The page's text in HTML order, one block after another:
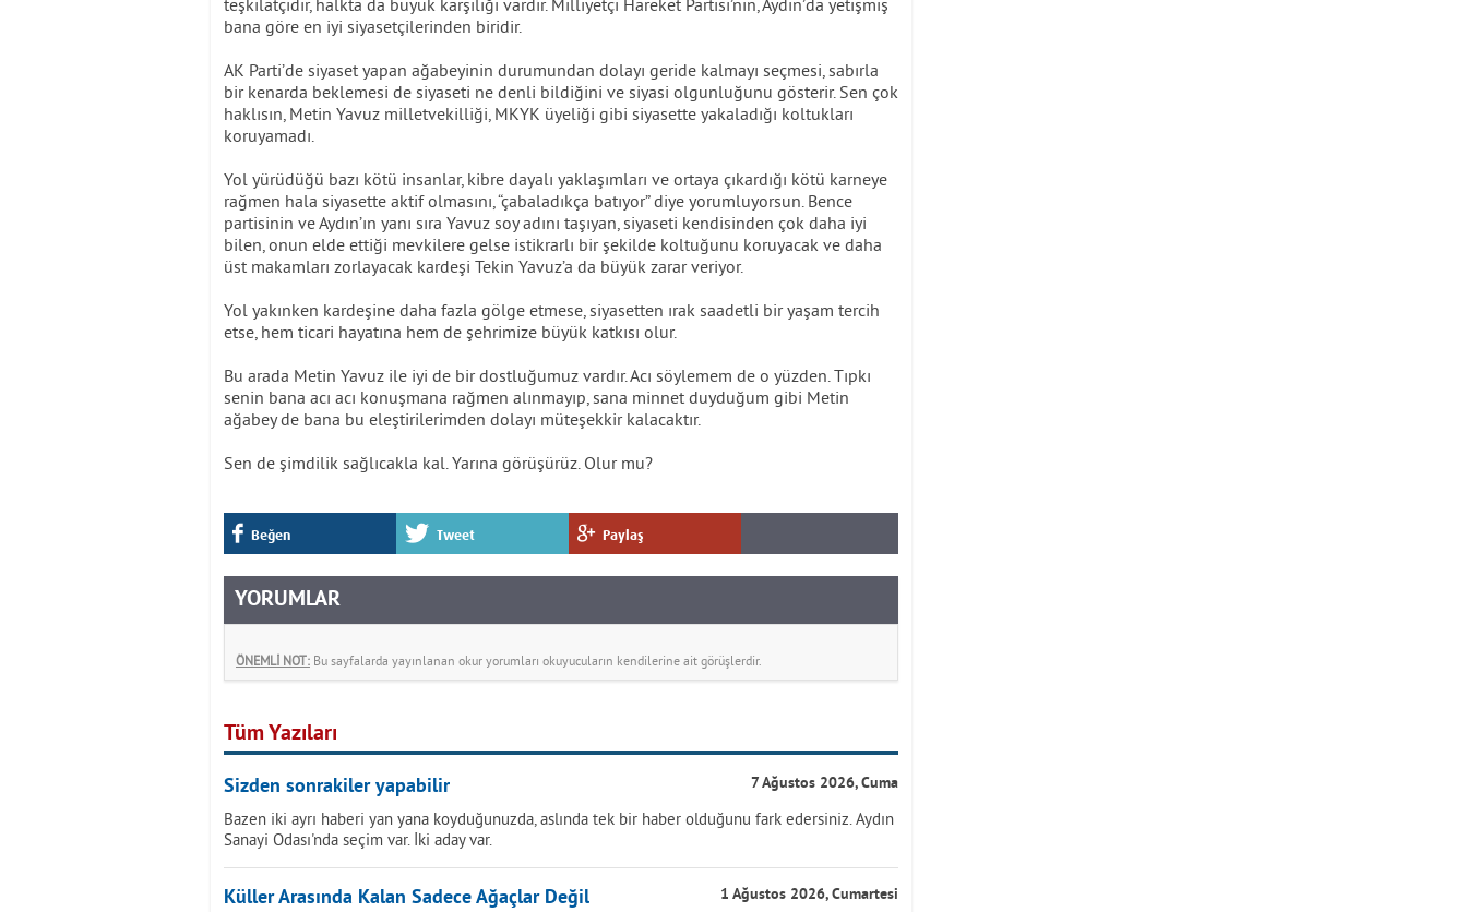
teşkilatçıdır, halkta da büyük karşılığı vardır. Milliyetçi Hareket Partisi’nin, Aydın’da yetişmiş
bana göre en iyi siyasetçilerinden biridir.
AK Parti’de siyaset yapan ağabeyinin durumundan dolayı geride kalmayı seçmesi, sabırla
bir kenarda beklemesi de siyaseti ne denli bildiğini ve siyasi olgunluğunu gösterir. Sen çok
haklısın, Metin Yavuz milletvekilliği, MKYK üyeliği gibi siyasette yakaladığı koltukları
koruyamadı.
Yol yürüdüğü bazı kötü insanlar, kibre dayalı yaklaşımları ve ortaya çıkardığı kötü karneye
rağmen hala siyasette aktif olmasını, “çabaladıkça batıyor” diye yorumluyorsun. Bence
partisinin ve Aydın’ın yanı sıra Yavuz soy adını taşıyan, siyaseti kendisinden çok daha iyi
bilen, onun elde ettiği mevkilere gelse istikrarlı bir şekilde koltuğunu koruyacak ve daha
üst makamları zorlayacak kardeşi Tekin Yavuz’a da büyük zarar veriyor.
Yol yakınken kardeşine daha fazla gölge etmese, siyasetten ırak saadetli bir yaşam tercih
etse, hem ticari hayatına hem de şehrimize büyük katkısı olur.
Bu arada Metin Yavuz ile iyi de bir dostluğumuz vardır. Acı söylemem de o yüzden. Tıpkı
senin bana acı acı konuşmana rağmen alınmayıp, sana minnet duyduğum gibi Metin
ağabey de bana bu eleştirilerimden dolayı müteşekkir kalacaktır.
Sen de şimdilik sağlıcakla kal. Yarına görüşürüz. Olur mu?
Beğen Tweet Paylaş
YORUMLAR
ÖNEMLİ NOT: Bu sayfalarda yayınlanan okur yorumları okuyucuların kendilerine ait görüşlerdir.
Tüm Yazıları
Sizden sonrakiler yapabilir 7 Ağustos 2026, Cuma
Bazen iki ayrı haberi yan yana koyduğunuzda, aslında tek bir haber olduğunu fark edersiniz. Aydın
Sanayi Odası'nda seçim var. İki aday var.
Küller Arasında Kalan Sadece Ağaçlar Değil 1 Ağustos 2026, Cumartesi